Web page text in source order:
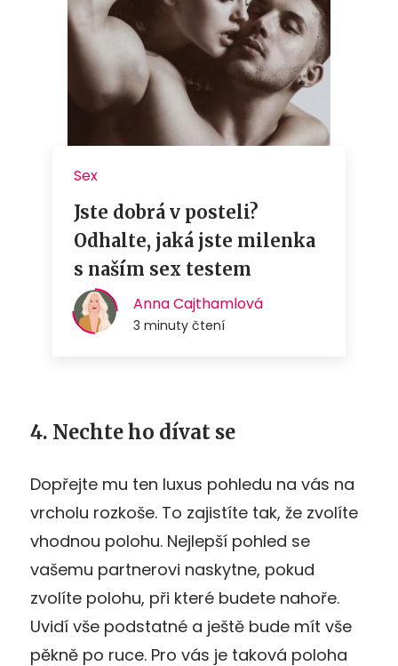
4. Nechte ho dívat se
Dopřejte mu ten luxus pohledu na vás na
vrcholu rozkoše. To zajistíte tak, že zvolíte
vhodnou polohu. Nejlepší pohled se
vašemu partnerovi naskytne, pokud
zvolíte polohu, při které budete nahoře.
Uvidí vše podstatné a ještě bude mít vše
pěkně po ruce. Pro vás je taková poloha